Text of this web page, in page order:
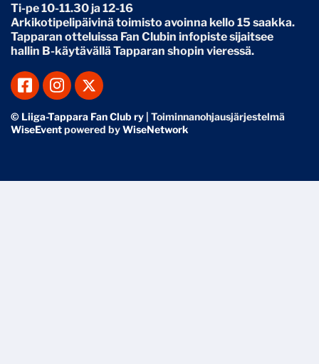
Ti-pe 10-11.30 ja 12-16
Arkikotipelipäivinä toimisto avoinna kello 15 saakka.
Tapparan otteluissa Fan Clubin infopiste sijaitsee
hallin B-käytävällä Tapparan shopin vieressä.
© Liiga-Tappara Fan Club ry | Toiminnanohjausjärjestelmä
WiseEventpowered byWiseNetwork